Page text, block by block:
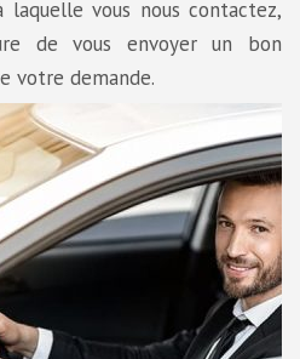
laquelle vous nous contactez,
de vous envoyer un bon
votre demande.